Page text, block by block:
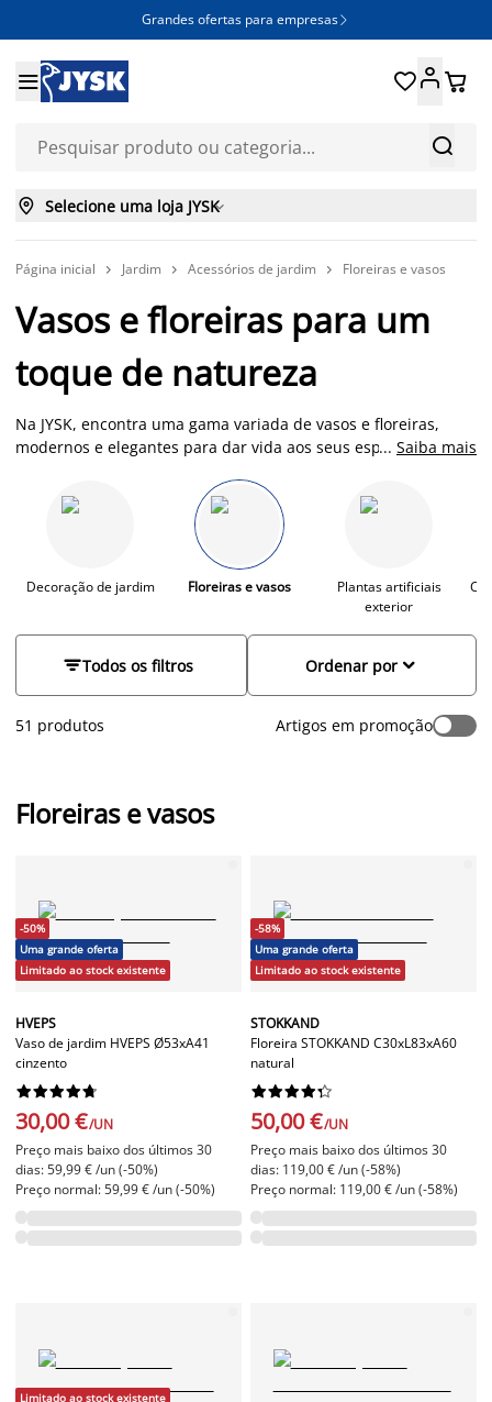
Grandes ofertas para empresas 


 
 Selecione uma loja JYSK
Página inicial  Jardim  Acessórios de jardim  Floreiras e vasos
Vasos e floreiras para um
toque de natureza
Na JYSK, encontra uma gama variada de vasos e floreiras,
modernos e elegantes para dar vida aos seus espaços. Muitos
geadas e as diferentes temperaturas durante todo o ano,
exigindo apenas ajustes sazonais das plantas. Explore
modelos de diferentes tamanhos, formas e materiais e
descubra como um simples vaso de planta ou uma elegante
floreira podem transformar completamente o ambiente
... Saiba mais
Decoração de jardim Floreiras e vasos
Plantas artificiais
exterior
Todos os filtros 
Ordenar por
51 produtos Artigos em promoção
Floreiras e vasos
-50%
Uma grande oferta
Limitado ao stock existente
HVEPS
Vaso de jardim HVEPS Ø53xA41
cinzento






30,00 €/UN
Preço mais baixo dos últimos 30
dias: 59,99 € /un (-50%)
Preço normal: 59,99 € /un (-50%)
-58%
Uma grande oferta
Limitado ao stock existente
STOKKAND
Floreira STOKKAND C30xL83xA60
natural






50,00 €/UN
Preço mais baixo dos últimos 30
dias: 119,00 € /un (-58%)
Preço normal: 119,00 € /un (-58%)
Limitado ao stock existente